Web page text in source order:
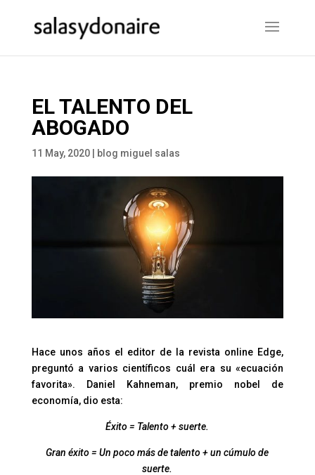
EL TALENTO DEL
ABOGADO
11 May, 2020| blog miguel salas
Hace unos años el editor de la revista online Edge,
preguntó a varios científicos cuál era su «ecuación
favorita». Daniel Kahneman, premio nobel de
economía, dio esta:
Éxito = Talento + suerte.
Gran éxito = Un poco más de talento + un cúmulo de
suerte.